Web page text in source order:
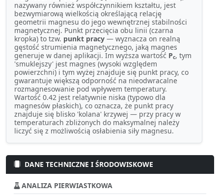
nazywany również współczynnikiem kształtu, jest
bezwymiarową wielkością określającą relację
geometrii magnesu do jego wewnętrznej stabilności
magnetycznej. Punkt przecięcia obu linii (czarna
kropka) to tzw. punkt pracy — wyznacza on realną
gęstość strumienia magnetycznego, jaką magnes
generuje w danej aplikacji. Im wyższa wartość Pc, tym
'smuklejszy' jest magnes (wysoki względem
powierzchni) i tym wyżej znajduje się punkt pracy, co
gwarantuje większą odporność na nieodwracalne
rozmagnesowanie pod wpływem temperatury.
Wartość 0.42 jest relatywnie niska (typowo dla
magnesów płaskich), co oznacza, że punkt pracy
znajduje się blisko 'kolana' krzywej — przy pracy w
temperaturach zbliżonych do maksymalnej należy
liczyć się z możliwością osłabienia siły magnesu.
DANE TECHNICZNE I ŚRODOWISKOWE
ANALIZA PIERWIASTKOWA